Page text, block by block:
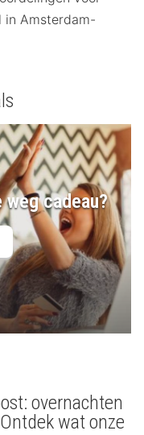
in Amsterdam-
cadeau?
overnachten
wat onze